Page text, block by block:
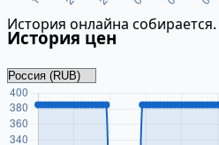
История онлайна
История цен